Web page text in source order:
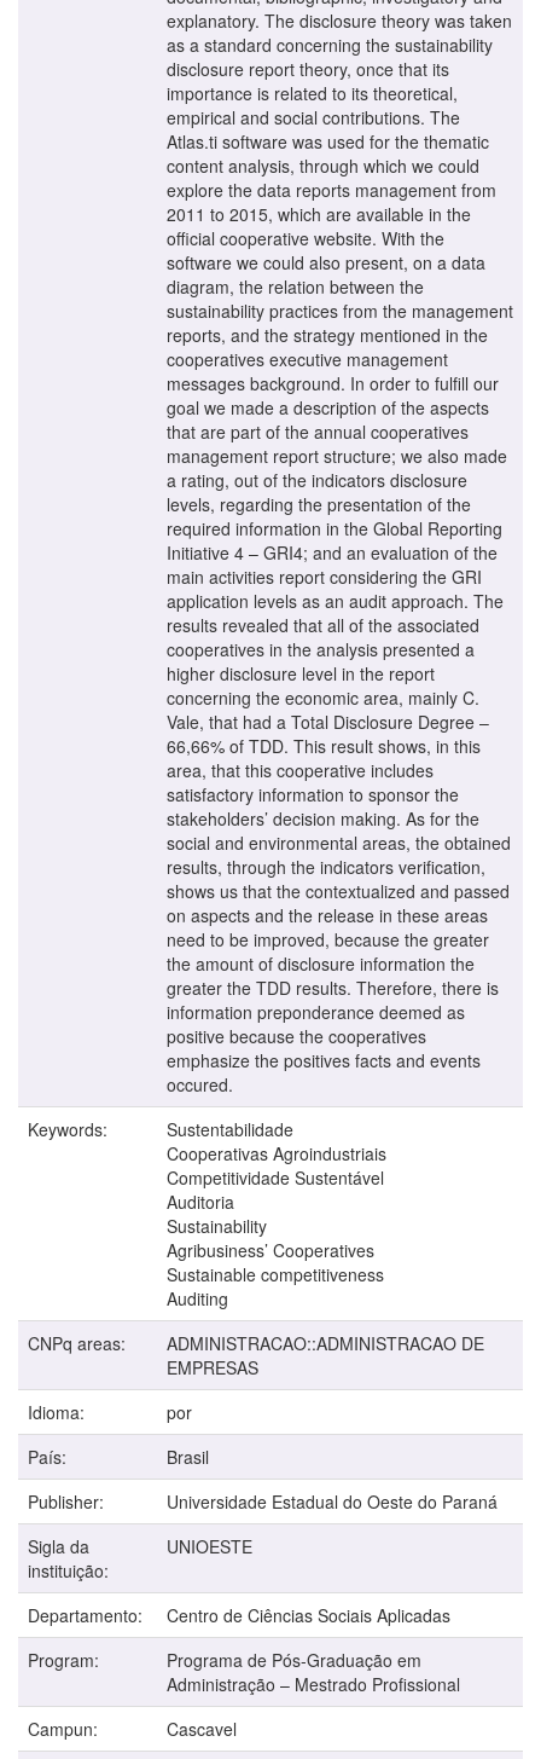
explanatory. The disclosure theory was taken
as a standard concerning the sustainability
disclosure report theory, once that its
importance is related to its theoretical,
empirical and social contributions. The
Atlas.ti software was used for the thematic
content analysis, through which we could
explore the data reports management from
2011 to 2015, which are available in the
official cooperative website. With the
software we could also present, on a data
diagram, the relation between the
sustainability practices from the management
reports, and the strategy mentioned in the
cooperatives executive management
messages background. In order to fulfill our
goal we made a description of the aspects
that are part of the annual cooperatives
management report structure; we also made
a rating, out of the indicators disclosure
levels, regarding the presentation of the
required information in the Global Reporting
Initiative 4 – GRI4; and an evaluation of the
main activities report considering the GRI
application levels as an audit approach. The
results revealed that all of the associated
cooperatives in the analysis presented a
higher disclosure level in the report
concerning the economic area, mainly C.
Vale, that had a Total Disclosure Degree –
66,66% of TDD. This result shows, in this
area, that this cooperative includes
satisfactory information to sponsor the
stakeholders’ decision making. As for the
social and environmental areas, the obtained
results, through the indicators verification,
shows us that the contextualized and passed
on aspects and the release in these areas
need to be improved, because the greater
the amount of disclosure information the
greater the TDD results. Therefore, there is
information preponderance deemed as
positive because the cooperatives
emphasize the positives facts and events
occured.
Keywords:
Sustentabilidade
Cooperativas Agroindustriais
Competitividade Sustentável
Auditoria
Sustainability
Agribusiness’ Cooperatives
Sustainable competitiveness
Auditing
CNPq areas:
ADMINISTRACAO::ADMINISTRACAO DE
EMPRESAS
Idioma:
por
País:
Brasil
Publisher:
Universidade Estadual do Oeste do Paraná
Sigla da
instituição:
UNIOESTE
Departamento:
Centro de Ciências Sociais Aplicadas
Program:
Programa de Pós-Graduação em
Administração – Mestrado Profissional
Campun:
Cascavel